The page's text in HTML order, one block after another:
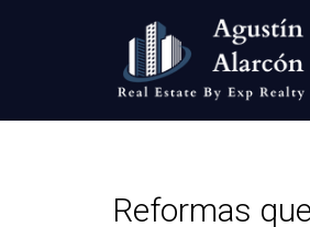
Reformas